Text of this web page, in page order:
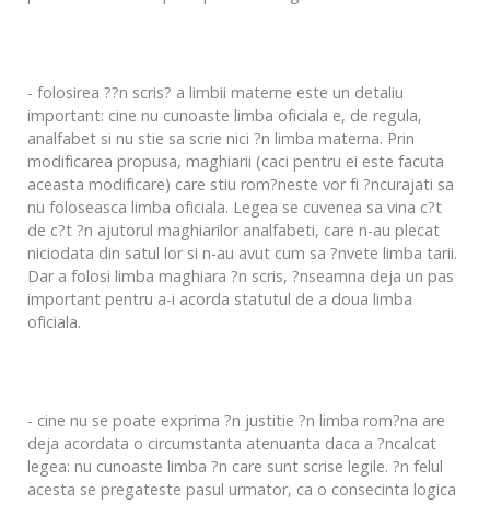
- folosirea ??n scris? a limbii materne este un detaliu
important: cine nu cunoaste limba oficiala e, de regula,
analfabet si nu stie sa scrie nici ?n limba materna. Prin
modificarea propusa, maghiarii (caci pentru ei este facuta
aceasta modificare) care stiu rom?neste vor fi ?ncurajati sa
nu foloseasca limba oficiala. Legea se cuvenea sa vina c?t
de c?t ?n ajutorul maghiarilor analfabeti, care n-au plecat
niciodata din satul lor si n-au avut cum sa ?nvete limba tarii.
Dar a folosi limba maghiara ?n scris, ?nseamna deja un pas
important pentru a-i acorda statutul de a doua limba
oficiala.
- cine nu se poate exprima ?n justitie ?n limba rom?na are
deja acordata o circumstanta atenuanta daca a ?ncalcat
legea: nu cunoaste limba ?n care sunt scrise legile. ?n felul
acesta se pregateste pasul urmator, ca o consecinta logica